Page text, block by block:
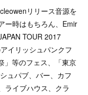
リリース音源を
ー時はもちろん、Emir
TOUR 2017
イリッシュパンクフ
」等のフェス、「東京
ュパブ、バー、カフ
ライブハウス、クラ